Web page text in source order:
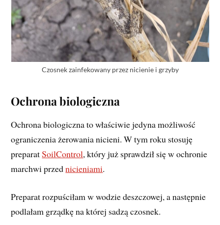
Czosnek zainfekowany przez nicienie i grzyby
Ochrona biologiczna
Ochrona biologiczna to właściwie jedyna możliwość
ograniczenia żerowania nicieni. W tym roku stosuję
preparatSoilControl, który już sprawdził się w ochronie
marchwi przednicieniami.
Preparat rozpuściłam w wodzie deszczowej, a następnie
podlałam grządkę na której sadzą czosnek.